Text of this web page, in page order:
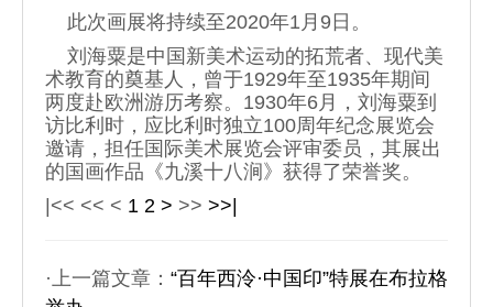
此次画展将持续至2020年1月9日。
刘海粟是中国新美术运动的拓荒者、现代美
术教育的奠基人，曾于1929年至1935年期间
两度赴欧洲游历考察。1930年6月，刘海粟到
访比利时，应比利时独立100周年纪念展览会
邀请，担任国际美术展览会评审委员，其展出
的国画作品《九溪十八涧》获得了荣誉奖。
|<< << < 1 2 > >> >>|
·上一篇文章： “百年西泠·中国印”特展在布拉格